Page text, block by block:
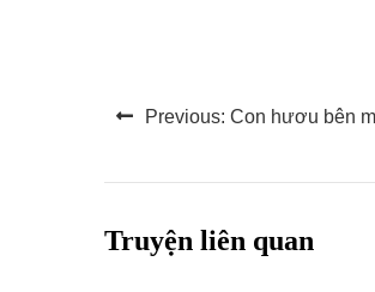
Điều
viết
Previous: Con hươu bên
Truyện liên quan